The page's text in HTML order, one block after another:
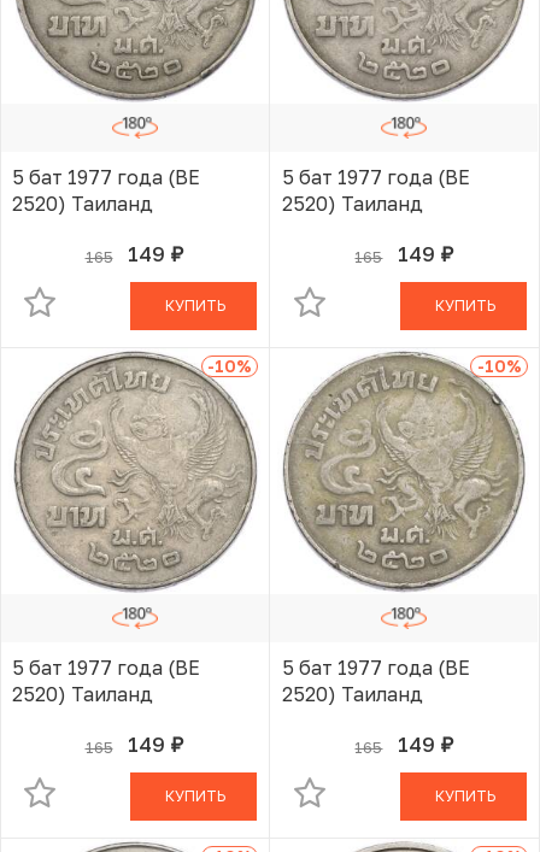
5 бат 1977 года (BE
2520) Таиланд
165 149 руб.
В КОРЗИНЕ
КУПИТЬ
5 бат 1977 года (BE
2520) Таиланд
165 149 руб.
В КОРЗИНЕ
КУПИТЬ
-10%
5 бат 1977 года (BE
2520) Таиланд
165 149 руб.
В КОРЗИНЕ
КУПИТЬ
-10%
5 бат 1977 года (BE
2520) Таиланд
165 149 руб.
В КОРЗИНЕ
КУПИТЬ